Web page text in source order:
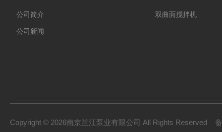
公司简介
公司新闻
双曲面搅拌机
Copyright © 2026南京兰江泵业有限公司 All Rights Reserved